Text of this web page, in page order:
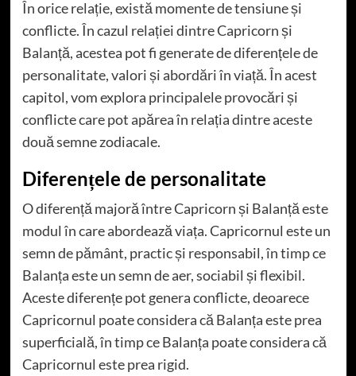
În orice relație, există momente de tensiune și
conflicte. În cazul relației dintre Capricorn și
Balanță, acestea pot fi generate de diferențele de
personalitate, valori și abordări în viață. În acest
capitol, vom explora principalele provocări și
conflicte care pot apărea în relația dintre aceste
două semne zodiacale.
Diferențele de personalitate
O diferență majoră între Capricorn și Balanță este
modul în care abordează viața. Capricornul este un
semn de pământ, practic și responsabil, în timp ce
Balanța este un semn de aer, sociabil și flexibil.
Aceste diferențe pot genera conflicte, deoarece
Capricornul poate considera că Balanța este prea
superficială, în timp ce Balanța poate considera că
Capricornul este prea rigid.